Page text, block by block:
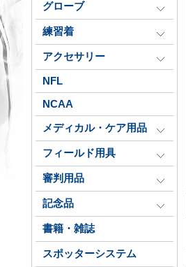
グローブ
練習着
アクセサリー
NFL
NCAA
メディカル・ケア用品
フィールド用具
審判用品
記念品
書籍・雑誌
スポッターシステム